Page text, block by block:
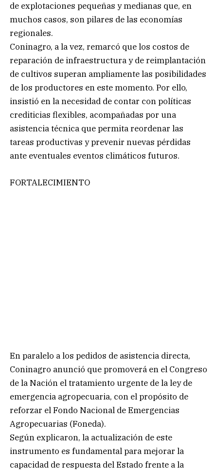
de explotaciones pequeñas y medianas que, en
muchos casos, son pilares de las economías
regionales.
Coninagro, a la vez, remarcó que los costos de
reparación de infraestructura y de reimplantación
de cultivos superan ampliamente las posibilidades
de los productores en este momento. Por ello,
insistió en la necesidad de contar con políticas
crediticias flexibles, acompañadas por una
asistencia técnica que permita reordenar las
tareas productivas y prevenir nuevas pérdidas
ante eventuales eventos climáticos futuros.
FORTALECIMIENTO
En paralelo a los pedidos de asistencia directa,
Coninagro anunció que promoverá en el Congreso
de la Nación el tratamiento urgente de la ley de
emergencia agropecuaria, con el propósito de
reforzar el Fondo Nacional de Emergencias
Agropecuarias (Foneda).
Según explicaron, la actualización de este
instrumento es fundamental para mejorar la
capacidad de respuesta del Estado frente a la